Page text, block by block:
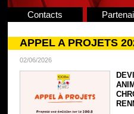
Contacts
APPEL A PROJETS
02/06/2026